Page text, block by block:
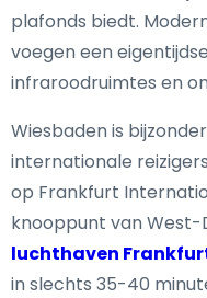
plafonds biedt.
voegen een
infraroodruimtes en
Wiesbaden is
internationale
op Frankfurt
knooppunt van West-
luchthaven
in slechts 35-40